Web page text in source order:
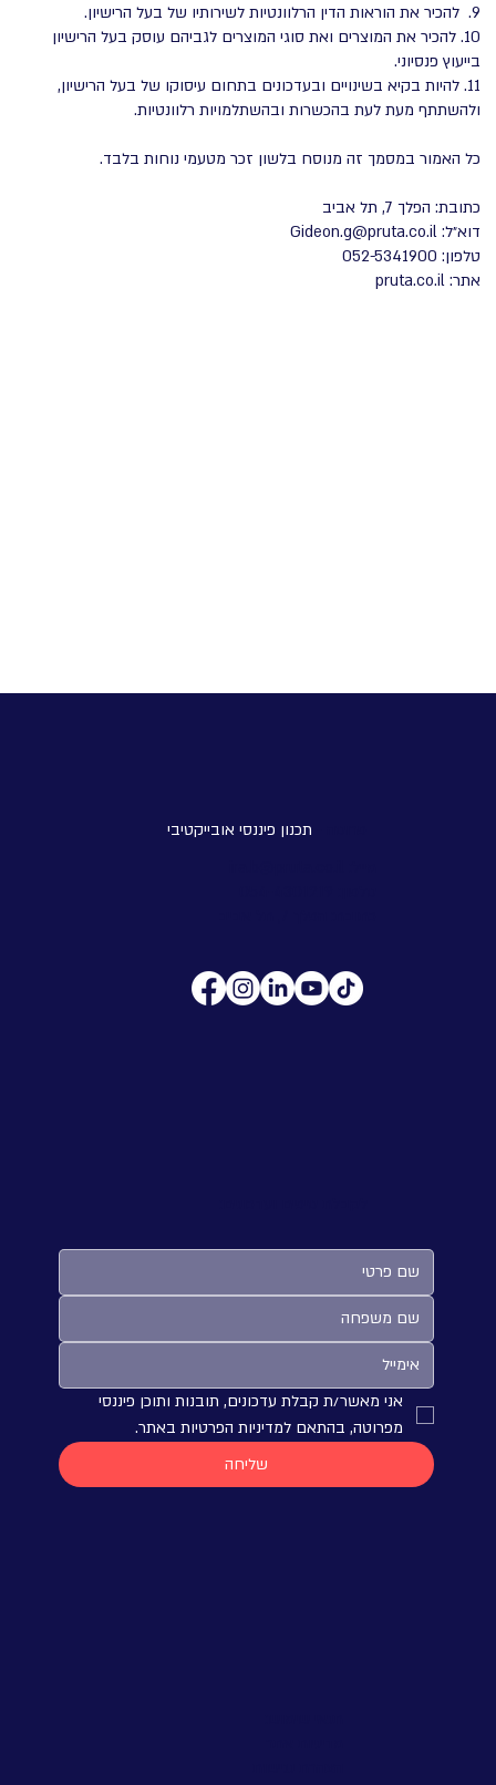
9. להכיר את הוראות הדין הרלוונטיות לשירותיו של בעל הרישיון.
10. להכיר את המוצרים ואת סוגי המוצרים לגביהם עוסק בעל הרישיון
בייעוץ פנסיוני.
11. להיות בקיא בשינויים ובעדכונים בתחום עיסוקו של בעל הרישיון,
ולהשתתף מעת לעת בהכשרות ובהשתלמויות רלוונטיות.
כל האמור במסמך זה מנוסח בלשון זכר מטעמי נוחות בלבד.
כתובת: הפלך 7, תל אביב
דוא״ל: Gideon.g@pruta.co.il
טלפון: 052-5341900
אתר: pruta.co.il
תכנון פיננסי אובייקטיבי
אני מאשר/ת קבלת עדכונים, תובנות ותוכן פיננסי
מפרוטה, בהתאם למדיניות הפרטיות באתר.
שליחה